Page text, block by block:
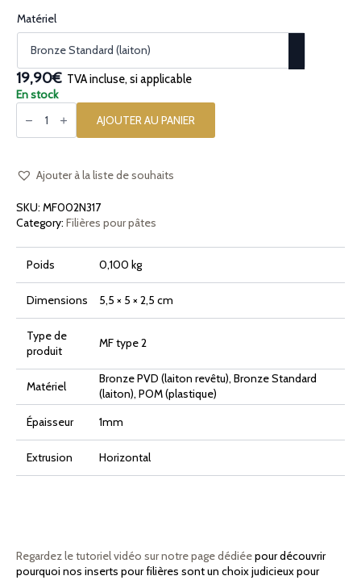
Matériel
19,90€ TVA incluse, si applicable
En stock
quantité
de
pour
2]
Rayé
AJOUTER AU PANIER
Ajouter à la liste de souhaits
SKU: MF002N317
Category: Filières pour pâtes
Poids 0,100 kg
Dimensions 5,5 × 5 × 2,5 cm
Type de
produit
MF type 2
Matériel
Bronze PVD (laiton revêtu), Bronze Standard
(laiton), POM (plastique)
Épaisseur
1mm
Extrusion Horizontal
Regardez le tutoriel vidéo sur notre page dédiéepour découvrir
pourquoi nos inserts pour filières sont un choix judicieux pour